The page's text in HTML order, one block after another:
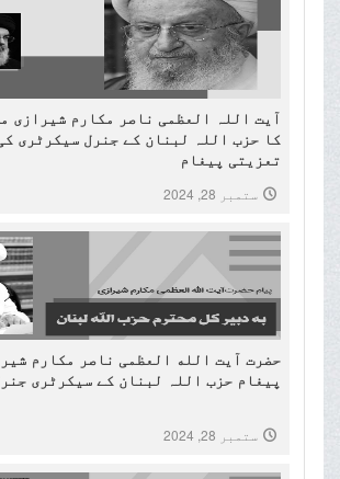
آیت اللہ العظمی ناصر مکارم شیرازی
کا حزب اللہ لبنان کے جنرل سیکرٹری
تعزیتی پیغام
ستمبر 28, 2024
حضرت آیت الله العظمی ناصر مکارم
پیغام حزب اللہ لبنان کے سیکرٹری
ستمبر 28, 2024